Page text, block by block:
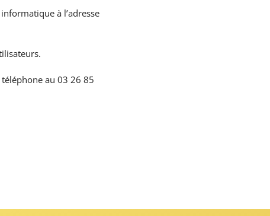
à l’adresse
au 03 26 85